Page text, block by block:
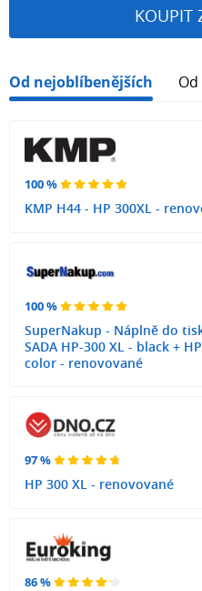
KOUPIT
Od nejoblíbenějších
100 %
KMP H44 - HP 300XL -
100 %
SuperNakup - Náplně do
SADA HP-300 XL - black +
color - renovované
97 %
HP 300 XL - renovované
86 %